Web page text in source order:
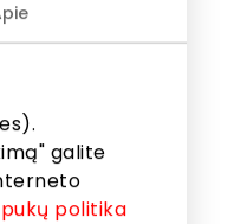
galite
politika